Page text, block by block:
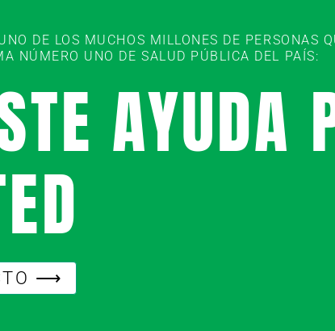
DE LOS MUCHOS MILLONES DE PERSONAS
NÚMERO UNO DE SALUD PÚBLICA DEL PAÍS:
AYUDA
⟶